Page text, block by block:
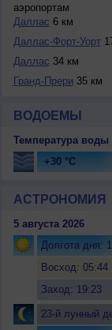
аэропортам
Даллас 6 км
Даллас-Форт-Уорт
Даллас 34 км
Гранд-Прери 35 км
ВОДОЕМЫ
Температура воды
+30 °C
АСТРОНОМИЯ
5 августа 2026
Долгота дня:
Восход: 05:44
Заход: 19:23
23-й лунный